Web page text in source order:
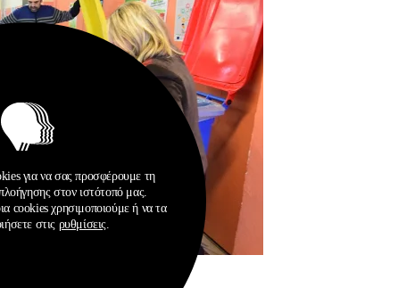
για να σας προσφέρουμε τη
στον ιστότοπό μας.
cookies χρησιμοποιούμε ή να τα
στις ρυθμίσεις.